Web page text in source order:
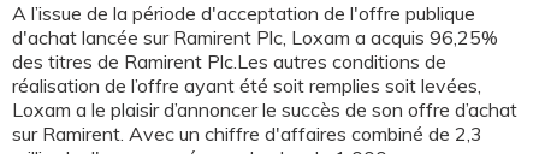
A l’issue de la période d'acceptation de l'offre publique
d'achat lancée sur Ramirent Plc, Loxam a acquis 96,25%
des titres de Ramirent Plc.Les autres conditions de
réalisation de l’offre ayant été soit remplies soit levées,
Loxam a le plaisir d’annoncer le succès de son offre d’achat
sur Ramirent. Avec un chiffre d'affaires combiné de 2,3